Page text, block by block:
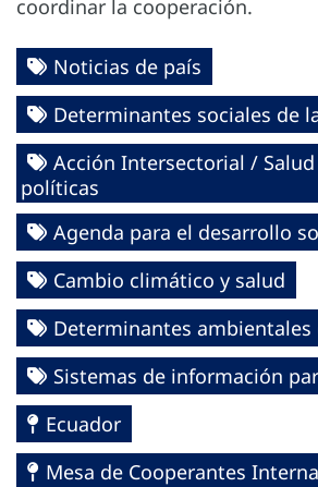
coordinar la cooperación.
Noticias de país
Determinantes sociales de
Acción Intersectorial /
políticas
Agenda para el desarrollo
Cambio climático y salud
Determinantes ambientales
Sistemas de información
Ecuador
Mesa de Cooperantes